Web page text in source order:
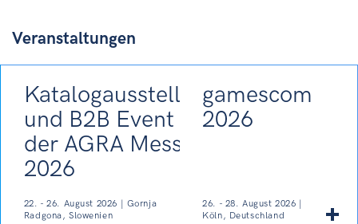
Veranstaltungen
Katalogausstellung
und B2B Event auf
der AGRA Messe
2026
22. - 26. August 2026 | Gornja
Radgona, Slowenien
gamescom
2026
26. - 28. August 2026 |
Köln, Deutschland